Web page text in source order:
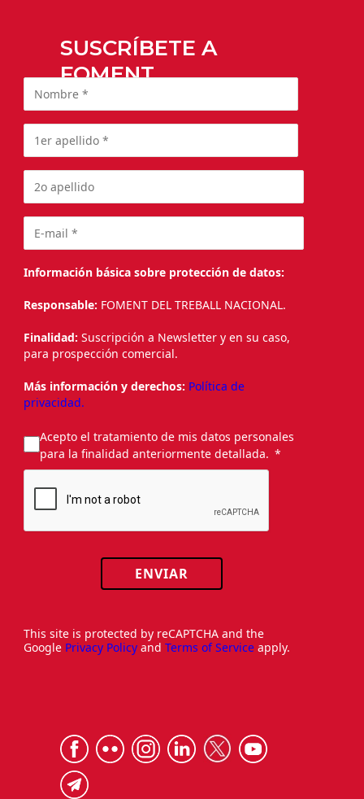
SUSCRÍBETE A
FOMENT
Información básica sobre protección de datos:
Responsable: FOMENT DEL TREBALL NACIONAL.
Finalidad: Suscripción a Newsletter y en su caso,
para prospección comercial.
Más información y derechos: Política de
privacidad.
Acepto el tratamiento de mis datos personales
para la finalidad anteriormente detallada.
ENVIAR
This site is protected by reCAPTCHA and the
Google Privacy Policy and Terms of Service apply.